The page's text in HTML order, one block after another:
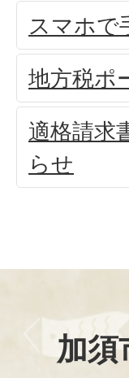
スマホで
地方税ポ
適格請求
らせ
加須